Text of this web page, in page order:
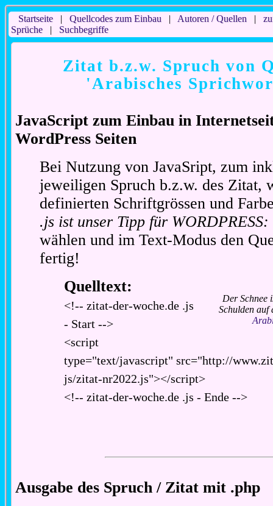
Startseite| Quellcodes zum Einbau | Autoren / Quellen |
Sprüche| Suchbegriffe
Zitat b.z.w. Spruch von
'Arabisches
JavaScript zum Einbau in
WordPress Seiten
Bei Nutzung von JavaSript, zum
jeweiligen Spruch b.z.w. des Zitat,
definierten Schriftgrössen und
.js ist unser Tipp für WORDPRESS:
wählen und im Text-Modus den
fertig!
Der Schnee
Schulden auf
Quelltext:
<!-- zitat-der-woche.de .js
- Start -->
<script
type="text/javascript" src="http://
js/zitat-nr2022.js"></script>
<!-- zitat-der-woche.de .js - Ende -->
Ausgabe des Spruch / Zitat mit .php